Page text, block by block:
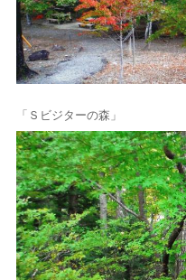
「Ｓビジターの森」